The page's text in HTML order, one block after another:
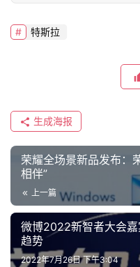
专
栏
吉
开
T
特斯拉
生成海报
荣耀全场景新品发布：
相伴”
上一篇
微博2022新智者大会
趋势
2022年7月26日 下午3:04